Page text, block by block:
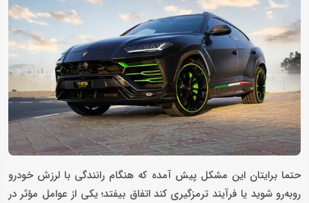
حتما برایتان این مشکل پیش آمده که هنگام رانندگی با لرزش خودرو
روبه‌رو شوید یا فرآیند ترمزگیری کند اتفاق بیفتد؛ یکی از عوامل مؤثر در